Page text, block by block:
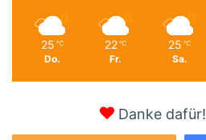
25 ℃
Do.
22 ℃
Fr.
25 ℃
Sa.
Danke dafür!